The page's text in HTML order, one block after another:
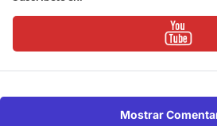
Mostrar